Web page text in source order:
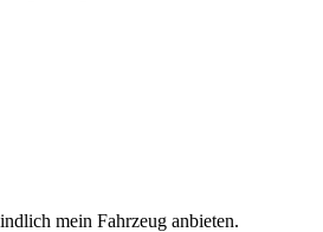
mein Fahrzeug anbieten.